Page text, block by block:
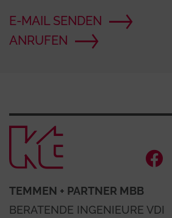
E-MAIL SENDEN
ANRUFEN
Zur
TEMMEN + PARTNER MBB
BERATENDE INGENIEURE VDI